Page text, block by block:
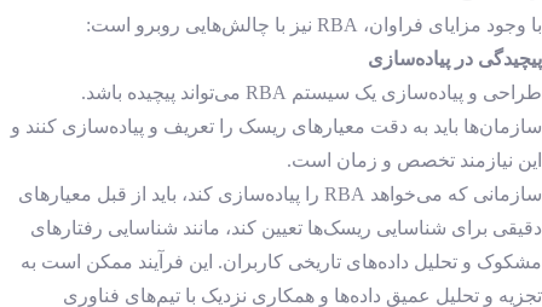
با وجود مزایای فراوان، RBA نیز با چالش‌هایی روبرو است:
پیچیدگی در پیاده‌سازی
طراحی و پیاده‌سازی یک سیستم RBA می‌تواند پیچیده باشد.
سازمان‌ها باید به دقت معیارهای ریسک را تعریف و پیاده‌سازی کنند و
این نیازمند تخصص و زمان است.
سازمانی که می‌خواهد RBA را پیاده‌سازی کند، باید از قبل معیارهای
دقیقی برای شناسایی ریسک‌ها تعیین کند، مانند شناسایی رفتارهای
مشکوک و تحلیل داده‌های تاریخی کاربران. این فرآیند ممکن است به
تجزیه و تحلیل عمیق داده‌ها و همکاری نزدیک با تیم‌های فناوری